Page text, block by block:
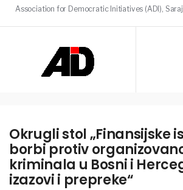
Association for Democratic Initiatives (ADI),
Okrugli stol „Finansijske
borbi protiv
kriminala u Bosni i
izazovi i prepreke“